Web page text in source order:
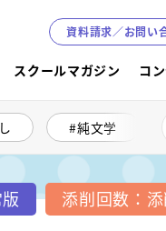
スクールマガジン コ
資料請求／お問い
純文学
添削回数：